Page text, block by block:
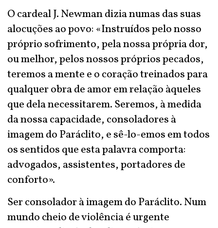
O cardeal J. Newman dizia numas das suas
alocuções ao povo: «Instruídos pelo nosso
próprio sofrimento, pela nossa própria dor,
ou melhor, pelos nossos próprios pecados,
teremos a mente e o coração treinados para
qualquer obra de amor em relação àqueles
que dela necessitarem. Seremos, à medida
da nossa capacidade, consoladores à
imagem do Paráclito, e sê-lo-emos em todos
os sentidos que esta palavra comporta:
advogados, assistentes, portadores de
conforto».
Ser consolador à imagem do Paráclito. Num
mundo cheio de violência é urgente